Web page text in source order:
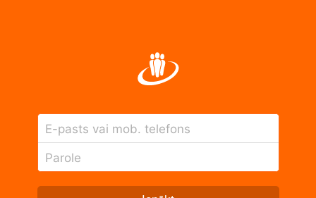
E-pasts vai mob. telefons
Parole